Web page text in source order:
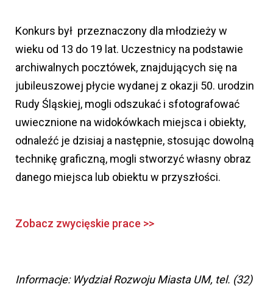
Konkurs był przeznaczony dla młodzieży w
wieku od 13 do 19 lat. Uczestnicy na podstawie
archiwalnych pocztówek, znajdujących się na
jubileuszowej płycie wydanej z okazji 50. urodzin
Rudy Śląskiej, mogli odszukać i sfotografować
uwiecznione na widokówkach miejsca i obiekty,
odnaleźć je dzisiaj a następnie, stosując dowolną
technikę graficzną, mogli stworzyć własny obraz
danego miejsca lub obiektu w przyszłości.
Zobacz zwycięskie prace >>
Informacje: Wydział Rozwoju Miasta UM, tel. (32)